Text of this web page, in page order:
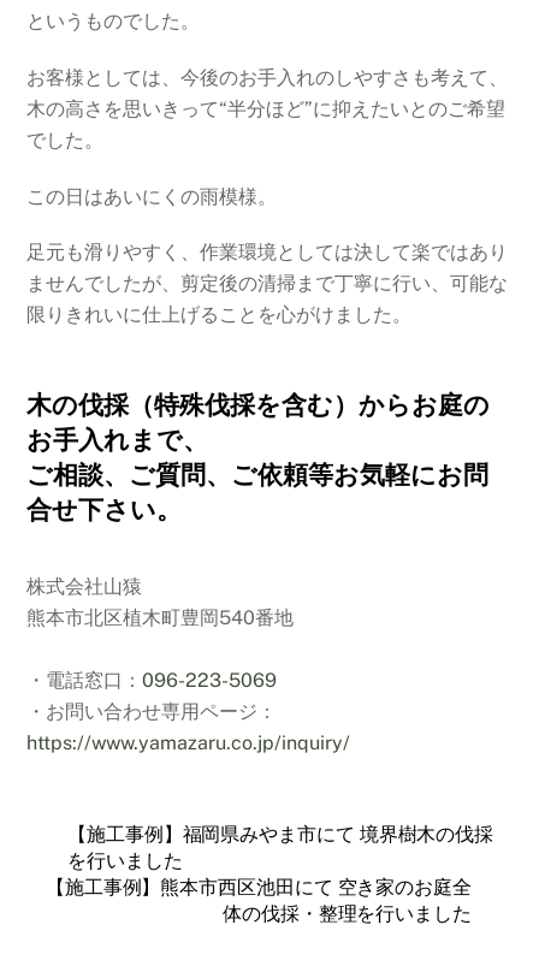
というものでした。
お客様としては、今後のお手入れのしやすさも考えて、
木の高さを思いきって“半分ほど”に抑えたいとのご希望
でした。
この日はあいにくの雨模様。
足元も滑りやすく、作業環境としては決して楽ではあり
ませんでしたが、剪定後の清掃まで丁寧に行い、可能な
限りきれいに仕上げることを心がけました。
木の伐採（特殊伐採を含む）からお庭の
お手入れまで、
ご相談、ご質問、ご依頼等お気軽にお問
合せ下さい。
株式会社山猿
熊本市北区植木町豊岡540番地
・電話窓口：096-223-5069
・お問い合わせ専用ページ：
https://www.yamazaru.co.jp/inquiry/
【施工事例】福岡県みやま市にて 境界樹木の伐採
を行いました
【施工事例】熊本市西区池田にて 空き家のお庭全
体の伐採・整理を行いました